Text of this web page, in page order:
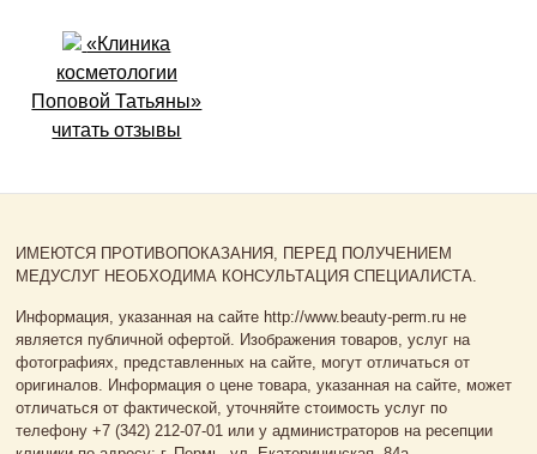
«Клиника
косметологии
Поповой Татьяны»
читать отзывы
ИМЕЮТСЯ ПРОТИВОПОКАЗАНИЯ, ПЕРЕД ПОЛУЧЕНИЕМ
МЕДУСЛУГ НЕОБХОДИМА КОНСУЛЬТАЦИЯ СПЕЦИАЛИСТА.
Информация, указанная на сайте http://www.beauty-perm.ru не
является публичной офертой. Изображения товаров, услуг на
фотографиях, представленных на сайте, могут отличаться от
оригиналов. Информация о цене товара, указанная на сайте, может
отличаться от фактической, уточняйте стоимость услуг по
телефону +7 (342) 212-07-01 или у администраторов на ресепции